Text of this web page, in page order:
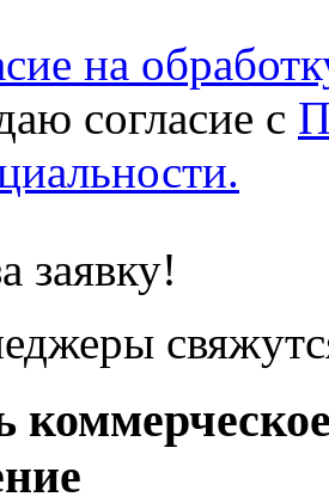
на
согласие с
заявку!